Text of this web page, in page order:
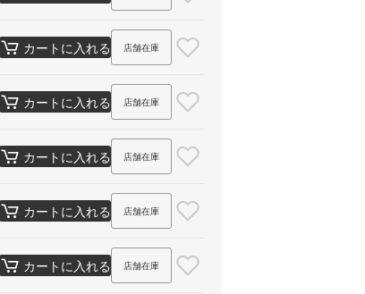
カートに入れる 店舗在庫
カートに入れる 店舗在庫
カートに入れる 店舗在庫
カートに入れる 店舗在庫
カートに入れる 店舗在庫